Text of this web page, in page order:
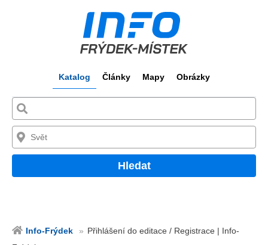
Katalog Články Mapy Obrázky
Hledat
Info-Frýdek
Přihlášení do editace / Registrace | Info-